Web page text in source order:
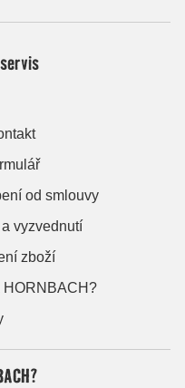
od smlouvy
vyzvednutí
zboží
HORNBACH?